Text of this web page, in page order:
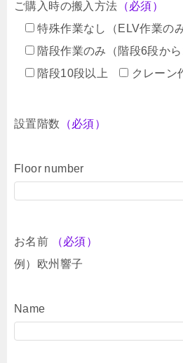
ご購入時の搬入方法 （必須）
特殊作業なし（ELV作業の
階段作業のみ（階段6段から
階段10段以上
クレーン
設置階数 （必須）
Floor number
お名前
（必須）
例）欧州響子
Name